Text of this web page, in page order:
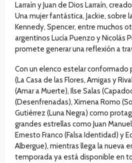
Larraín y Juan de Dios Larraín,
Una mujer fantástica, Jackie, sobre
Kennedy, Spencer, entre muchos
argentinos Lucía Puenzo y Nicolás
promete generar una reflexión a
Con un elenco estelar conformado
(La Casa de las Flores, Amigas y
(Amar a Muerte), Ilse Salas
(Desenfrenadas), Ximena Romo
Gutiérrez (Luna Negra) como
grandes estrellas como Juan
Ernesto Franco (Falsa Identidad) y
Albergue), mientras llega la nueva
temporada ya está disponible en